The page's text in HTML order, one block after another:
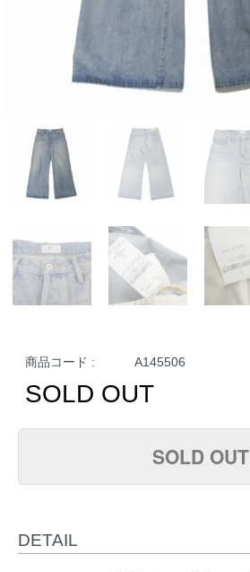
商品コード : A145506
SOLD OUT
SOLD OUT
DETAIL